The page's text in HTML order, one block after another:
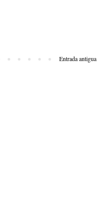
Entrada antigua